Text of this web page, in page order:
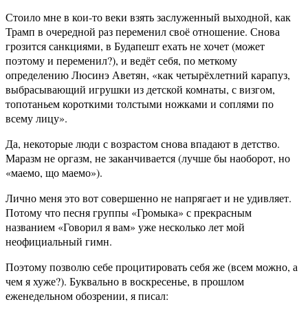
Стоило мне в кои-то веки взять заслуженный выходной, как
Трамп в очередной раз переменил своё отношение. Снова
грозится санкциями, в Будапешт ехать не хочет (может
поэтому и переменил?), и ведёт себя, по меткому
определению Люсинэ Аветян, «как четырёхлетний карапуз,
выбрасывающий игрушки из детской комнаты, с визгом,
топотаньем короткими толстыми ножками и соплями по
всему лицу».
Да, некоторые люди с возрастом снова впадают в детство.
Маразм не оргазм, не заканчивается (лучше бы наоборот, но
«маемо, що маемо»).
Лично меня это вот совершенно не напрягает и не удивляет.
Потому что песня группы «Громыка» с прекрасным
названием «Говорил я вам» уже несколько лет мой
неофициальный гимн.
Поэтому позволю себе процитировать себя же (всем можно, а
чем я хуже?). Буквально в воскресенье, в прошлом
еженедельном обозрении, я писал: